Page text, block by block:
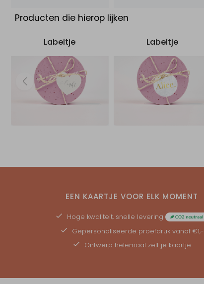
Producten die hierop lijken
Labeltje Labeltje
EEN KAARTJE VOOR ELK MOMENT
Hoge kwaliteit, snelle levering
Gepersonaliseerde proefdrukvanaf €1,-
Ontwerp helemaal zelf je kaartje